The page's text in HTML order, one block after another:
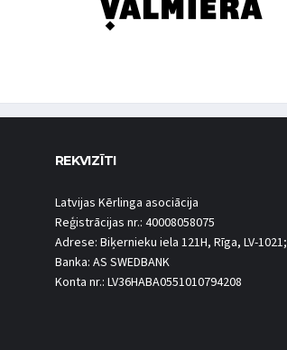
REKVIZĪTI
Latvijas Kērlinga asociācija
Reģistrācijas nr.: 40008058075
Adrese: Biķernieku iela 121H, Rīga, LV-1021;
Banka: AS SWEDBANK
Konta nr.: LV36HABA0551010794208